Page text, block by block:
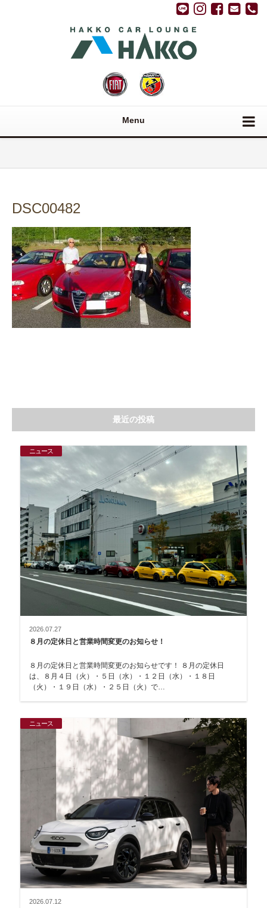
Menu
DSC00482
最近の投稿
ニュース
2026.07.27
８月の定休日と営業時間変更のお知らせ！
８月の定休日と営業時間変更のお知らせです！ ８月の定休日
は、８月４日（火）・５日（水）・１２日（水）・１８日
（火）・１９日（水）・２５日（火）で…
ニュース
2026.07.12